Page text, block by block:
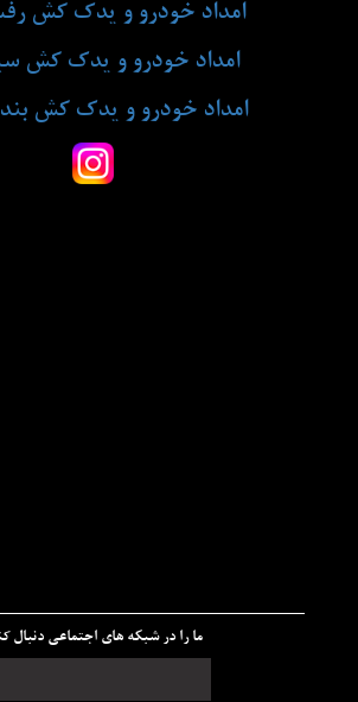
امداد خودرو و یدک کش
امداد خودرو و یدک کش
امداد خودرو و یدک کش
ما را در شبکه های اجتماعی دنبال